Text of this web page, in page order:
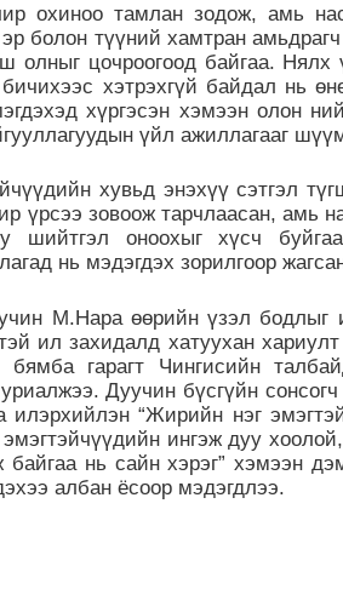
охиноо тамлан зодож, амь
эр болон түүний хамтран
олныг цочроогоод байгаа.
хэтрэхгүй байдал нь
хүргэсэн хэмээн олон
үйл ажиллагааг
хувьд энэхүү сэтгэл
үрсээ зовоож тарчлаасан, амь
шийтгэл оноохыг хүсч
нь мэдэгдэх зорилгоор
М.Нара өөрийн үзэл бодлыг
ил захидалд хатуухан
гарагт Чингисийн
Дуучин бүсгүйн
илэрхийлэн “Жирийн нэг
ингэж дуу
байгаа нь сайн хэрэг” хэмээн
албан ёсоор мэдэгдлээ.